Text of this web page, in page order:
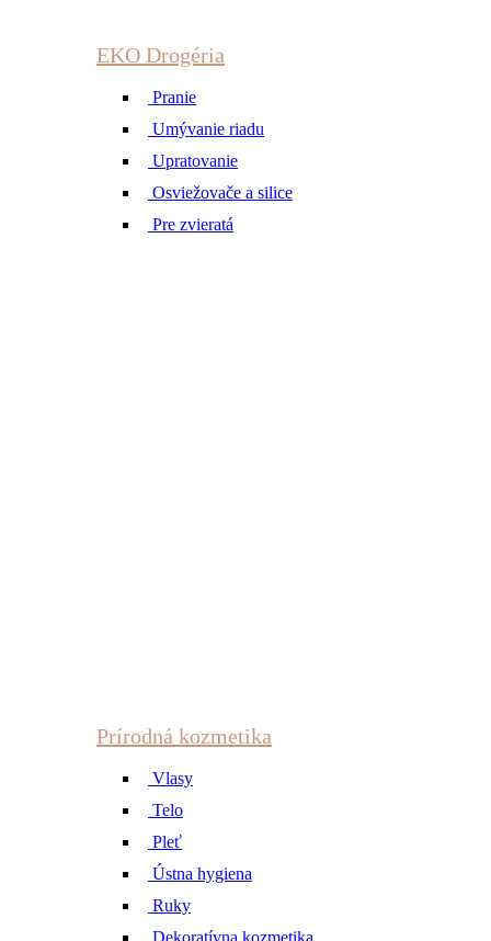
EKO Drogéria
Pranie
Umývanie riadu
Upratovanie
Osviežovače a silice
Pre zvieratá
Prírodná kozmetika
Vlasy
Telo
Pleť
Ústna hygiena
Ruky
Dekoratívna kozmetika